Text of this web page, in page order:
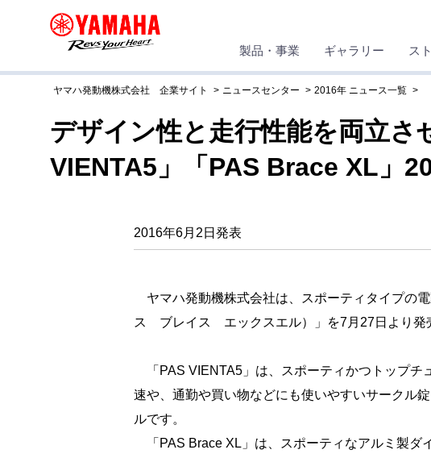
製品・事業 ギャラリー ス
ヤマハ発動機株式会社 企業サイト ニュースセンター 2016年 ニュース一覧
デザイン性と走行性能を両立さ
VIENTA5」「PAS Brace XL」
2016年6月2日発表
ヤマハ発動機株式会社は、スポーティタイプの
ス ブレイス エックスエル）」を7月27日より発
「PAS VIENTA5」は、スポーティかつトップチ
速や、通勤や買い物などにも使いやすいサークル
ルです。
「PAS Brace XL」は、スポーティなアルミ製ダ